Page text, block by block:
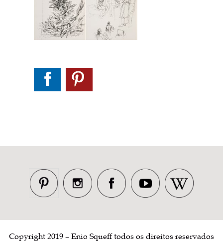
Copyright 2019 – Enio Squeff todos os direitos reservados